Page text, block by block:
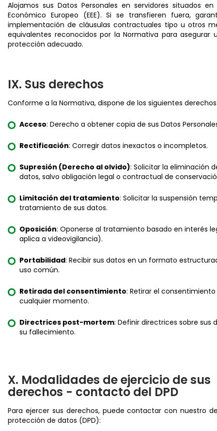
Alojamos sus Datos Personales en servidores situados en
Económico Europeo (EEE). Si se transfieren fuera,
implementación de cláusulas contractuales tipo u otros
equivalentes reconocidos por la Normativa para asegurar
protección adecuado.
IX. Sus derechos
Conforme a la Normativa, dispone de los siguientes
Acceso: Derecho a obtener copia de sus Datos
Rectificación: Corregir datos inexactos o incompletos.
Supresión (Derecho al olvido): Solicitar la eliminación
datos, salvo obligación legal o contractual de
Limitación del tratamiento: Solicitar la suspensión
tratamiento de sus datos.
Oposición: Oponerse al tratamiento basado en interés
aplica a videovigilancia).
Portabilidad: Recibir sus datos en un formato
uso común.
Retirada del consentimiento: Retirar el
cualquier momento.
Directrices post-mortem: Definir directrices sobre sus
su fallecimiento.
X. Modalidades de ejercicio de sus
derechos - contacto del DPD
Para ejercer sus derechos, puede contactar con nuestro
protección de datos (DPD):